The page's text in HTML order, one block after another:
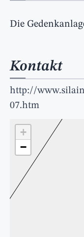
Die
Kontakt
http://
07.htm
+
−